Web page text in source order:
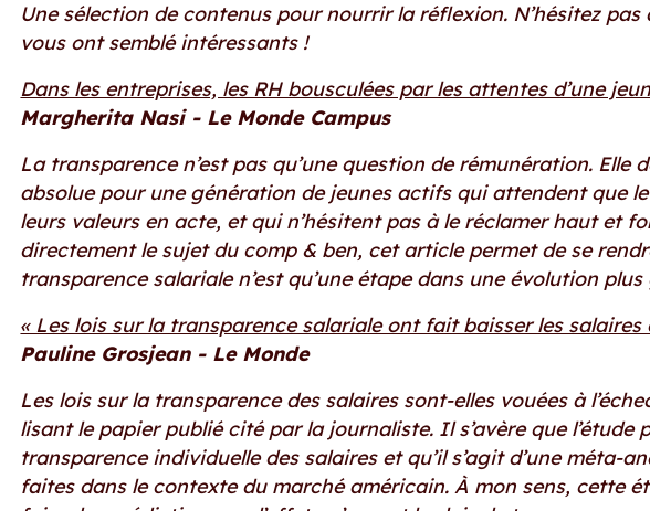
Une sélection de contenus pour nourrir la réflexion. N’hésitez pas
vous ont semblé intéressants !
Dans les entreprises, les RH bousculées par les attentes d’une
Margherita Nasi - Le Monde Campus
La transparence n’est pas qu’une question de rémunération. Elle
absolue pour une génération de jeunes actifs qui attendent que
leurs valeurs en acte, et qui n’hésitent pas à le réclamer haut et
directement le sujet du comp & ben, cet article permet de se
transparence salariale n’est qu’une étape dans une évolution plus
« Les lois sur la transparence salariale ont fait baisser les salaires
Pauline Grosjean - Le Monde
Les lois sur la transparence des salaires sont-elles vouées à
lisant le papier publié cité par la journaliste. Il s’avère que
transparence individuelle des salaires et qu’il s’agit d’une méta-
faites dans le contexte du marché américain. À mon sens, cette